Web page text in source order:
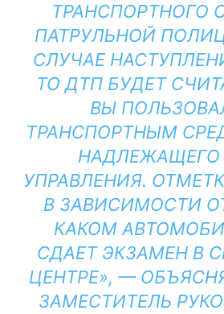
ТРАНСПОРТНОГО
ПАТРУЛЬНОЙ
СЛУЧАЕ
ТО ДТП БУДЕТ
ВЫ
ТРАНСПОРТНЫМ
НАДЛЕЖАЩЕГО
УПРАВЛЕНИЯ.
В ЗАВИСИМОСТИ
КАКОМ
СДАЕТ ЭКЗАМЕН В
ЦЕНТРЕ», —
ЗАМЕСТИТЕЛЬ